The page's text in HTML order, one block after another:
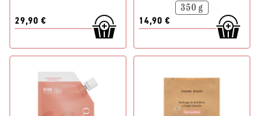
29,90 €
350 g
14,90 €